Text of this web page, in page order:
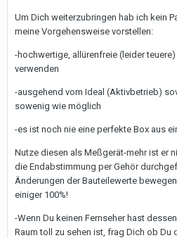
Um Dich weiterzubringen hab ich kein
meine Vorgehensweise vorstellen:
-hochwertige, allürenfreie (leider
verwenden
-ausgehend vom Ideal (Aktivbetrieb)
sowenig wie möglich
-es ist noch nie eine perfekte Box aus
Nutze diesen als Meßgerät-mehr ist er
die Endabstimmung per Gehör
Änderungen der Bauteilewerte
einiger 100%!
-Wenn Du keinen Fernseher hast
Raum toll zu sehen ist, frag Dich ob Du